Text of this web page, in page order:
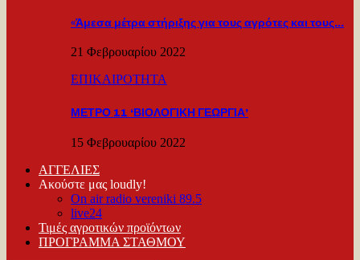
«Άμεσα μέτρα στήριξης για τους αγρότες και τους…
21 Φεβρουαρίου 2022
ΕΠΙΚΑΙΡΟΤΗΤΑ
ΜΕΤΡΟ 11 ‘ΒΙΟΛΟΓΙΚΗ ΓΕΩΡΓΙΑ’
15 Φεβρουαρίου 2022
ΑΓΓΕΛΙΕΣ
Ακούστε μας loudly!
On air radio vereniki 89.5
live24
Τιμές αγροτικών προϊόντων
ΠΡΟΓΡΑΜΜΑ ΣΤΑΘΜΟΥ